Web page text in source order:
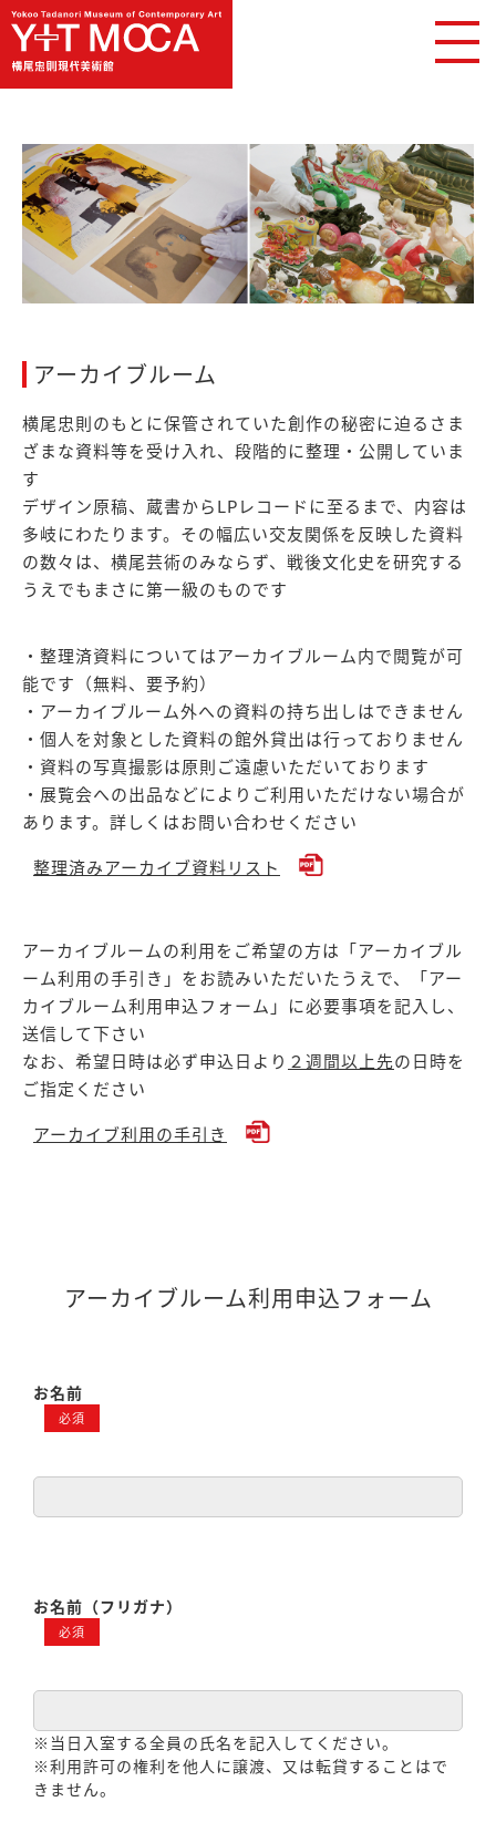
アーカイブルーム
横尾忠則のもとに保管されていた創作の秘密に迫るさま
ざまな資料等を受け入れ、段階的に整理・公開していま
す
デザイン原稿、蔵書からLPレコードに至るまで、内容は
多岐にわたります。その幅広い交友関係を反映した資料
の数々は、横尾芸術のみならず、戦後文化史を研究する
うえでもまさに第一級のものです
・整理済資料についてはアーカイブルーム内で閲覧が可
能です（無料、要予約）
・アーカイブルーム外への資料の持ち出しはできません
・個人を対象とした資料の館外貸出は行っておりません
・資料の写真撮影は原則ご遠慮いただいております
・展覧会への出品などによりご利用いただけない場合が
あります。詳しくはお問い合わせください
整理済みアーカイブ資料リスト
アーカイブルームの利用をご希望の方は「アーカイブル
ーム利用の手引き」をお読みいただいたうえで、「アー
カイブルーム利用申込フォーム」に必要事項を記入し、
送信して下さい
なお、希望日時は必ず申込日より ２週間以上先の日時を
ご指定ください
アーカイブ利用の手引き
アーカイブルーム利用申込フォーム
お名前
必須
お名前（フリガナ）
必須
※当日入室する全員の氏名を記入してください。
※利用許可の権利を他人に譲渡、又は転貸することはで
きません。